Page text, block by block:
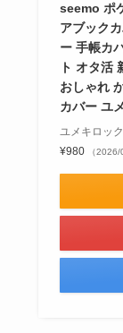
seemo ポ
アブック
ー 手帳カ
ト オタ活
おしゃれ
カバー ユ
ユメキロック
¥980
（